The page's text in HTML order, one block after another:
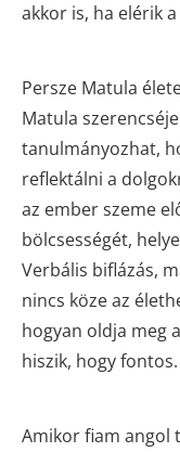
akkor is, ha elérik
Persze Matula
Matula
tanulmányozhat,
reflektálni a
az ember szeme
bölcsességét,
Verbális biflázás,
nincs köze az
hogyan oldja meg
hiszik, hogy fontos.
Amikor fiam angol